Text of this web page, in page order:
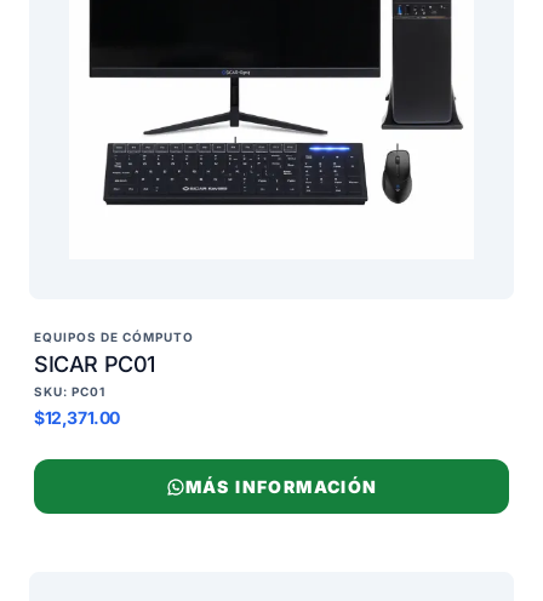
EQUIPOS DE CÓMPUTO
SICAR PC01
SKU: PC01
$12,371.00
MÁS INFORMACIÓN